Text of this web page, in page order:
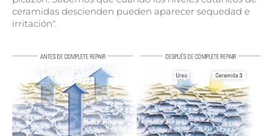
ceramidas descienden pueden aparecer sequedad e
irritación".